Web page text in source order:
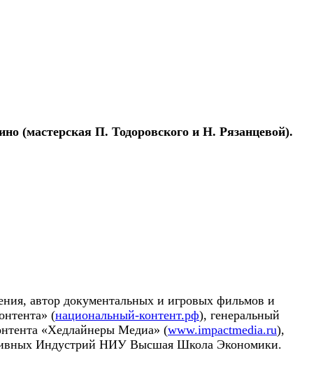
(мастерская П. Тодоровского и Н. Рязанцевой).
автор документальных и игровых фильмов и
(национальный-контент.рф), генеральный
«Хедлайнеры Медиа» (www.impactmedia.ru),
Индустрий НИУ Высшая Школа Экономики.